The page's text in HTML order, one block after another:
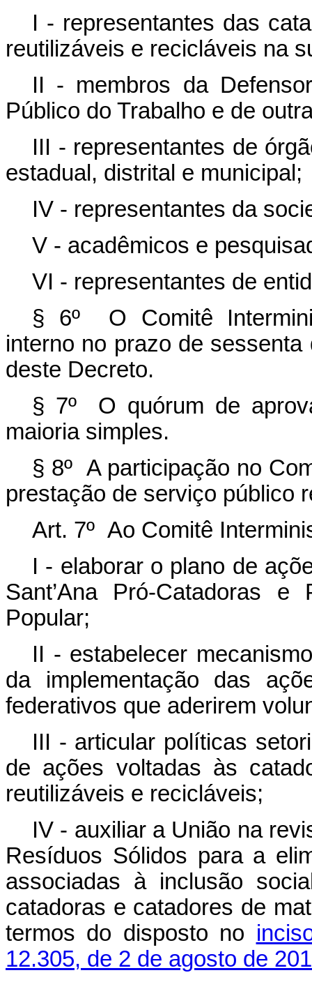
I - representantes das
reutilizáveis e recicláveis na
II - membros da
Público do Trabalho e de
III - representantes de
estadual, distrital e municipal;
IV - representantes da
V - acadêmicos e
VI - representantes de
§ 6º O Comitê
interno no prazo de
deste Decreto.
§ 7º O quórum de
maioria simples.
§ 8º A participação no
prestação de serviço público
Art. 7º Ao Comitê
I - elaborar o plano de
Sant’Ana Pró-Catadoras e
Popular;
II - estabelecer
da implementação das
federativos que aderirem
III - articular políticas
de ações voltadas às
reutilizáveis e recicláveis;
IV - auxiliar a União na
Resíduos Sólidos para a
associadas à inclusão
catadoras e catadores de
termos do disposto no
12.305, de 2 de agosto de